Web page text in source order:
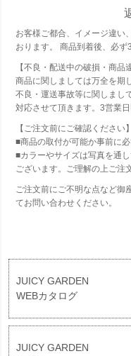
お客様ご都合、イメージ違い
おります。 商品到着後、必ず
【不良・配送中の破損・商品
商品に関しましては万全を期
不良・運送事故等に関しまし
対応させて頂きます。3営業
【ご注文前にご確認ください】
■商品の取付が可能か事前に必
■カラーやサイズは写真を通
ございます。ご理解の上ご注
ご注文前にご不明な点など御
てお問い合わせください。
JUICY GARDEN
WEBカタログ
JUICY GARDEN